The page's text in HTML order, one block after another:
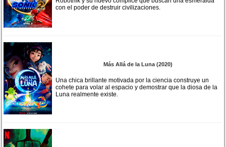
con el poder de destruir civilizaciones.
Más Allá de la Luna (2020)
Una chica brillante motivada por la ciencia construye un
cohete para volar al espacio y demostrar que la diosa de la
Luna realmente existe.